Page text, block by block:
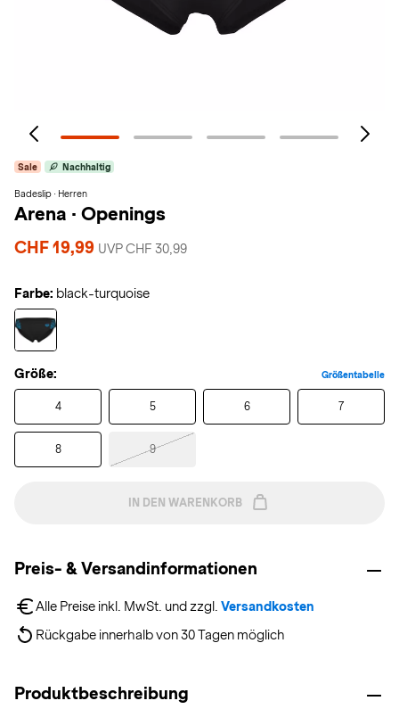
Sale Nachhaltig
Badeslip · Herren
Arena · Openings
CHF 19,99 UVP CHF 30,99
Farbe: black-turquoise
Größe: Größentabelle
4 5 6 7
8 9
IN DEN WARENKORB
Preis- & Versandinformationen
Alle Preise inkl. MwSt. und zzgl. Versandkosten
Rückgabe innerhalb von 30 Tagen möglich
Produktbeschreibung